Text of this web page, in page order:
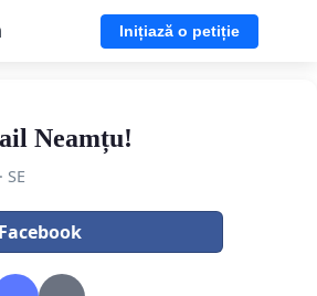
Inițiază o petiție
Neamțu!
· SE